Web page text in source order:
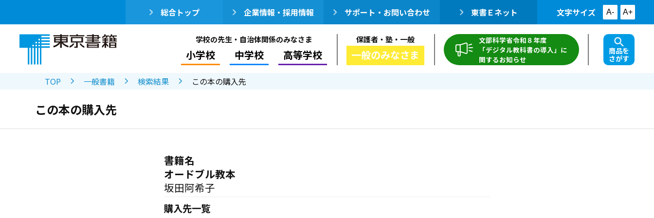
総合トップ 企業情報・採用情報 サポート・お問い合わせ 東書Ｅネット 文字サイズ A- A+
学校の先生・自治体関係のみなさま
小学校 中学校 高等学校
保護者・塾・一般
一般のみなさま
文部科学省令和８年度
「デジタル教科書の導入」に
関するお知らせ
商品を
さがす
TOP 一般書籍 検索結果 この本の購入先
この本の購入先
書籍名
オードブル教本
坂田阿希子
購入先一覧